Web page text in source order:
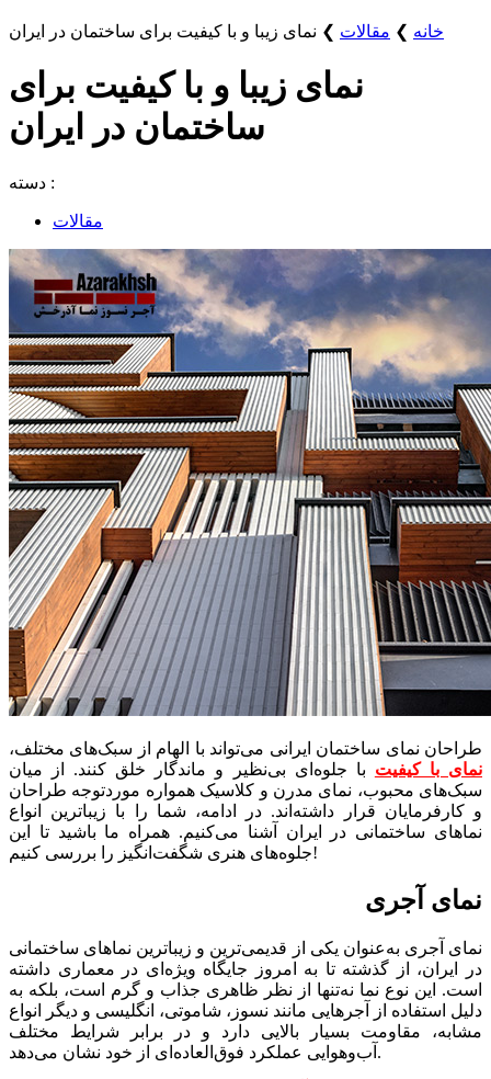
خانه ❯ مقالات ❯ نمای زیبا و با کیفیت برای ساختمان در ایران
نمای زیبا و با کیفیت برای
ساختمان در ایران
دسته :
مقالات
طراحان نمای ساختمان ایرانی می‌تواند با الهام از سبک‌های مختلف،
نمای با کیفیت با جلوه‌ای بی‌نظیر و ماندگار خلق کنند. از میان
سبک‌های محبوب، نمای مدرن و کلاسیک همواره موردتوجه طراحان
و کارفرمایان قرار داشته‌اند. در ادامه، شما را با زیباترین انواع
نماهای ساختمانی در ایران آشنا می‌کنیم. همراه ما باشید تا این
جلوه‌های هنری شگفت‌انگیز را بررسی کنیم!
نمای آجری
نمای آجری به‌عنوان یکی از قدیمی‌ترین و زیباترین نماهای ساختمانی
در ایران، از گذشته تا به امروز جایگاه ویژه‌ای در معماری داشته
است. این نوع نما نه‌تنها از نظر ظاهری جذاب و گرم است، بلکه به
دلیل استفاده از آجرهایی مانند نسوز، شاموتی، انگلیسی و دیگر انواع
مشابه، مقاومت بسیار بالایی دارد و در برابر شرایط مختلف
آب‌وهوایی عملکرد فوق‌العاده‌ای از خود نشان می‌دهد.